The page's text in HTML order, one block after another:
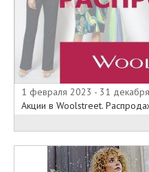
1 февраля 2023 - 31
Акции в Woolstreet.